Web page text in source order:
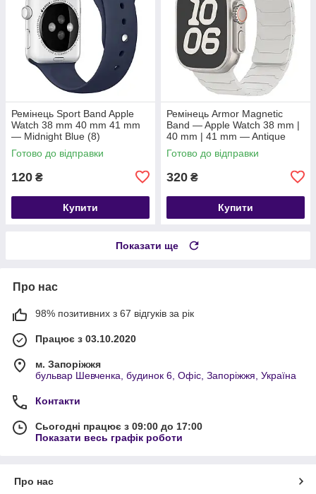
Ремінець Sport Band Apple
Watch 38 mm 40 mm 41 mm
— Midnight Blue (8)
Готово до відправки
120 ₴
Купити
Ремінець Armor Magnetic
Band — Apple Watch 38 mm |
40 mm | 41 mm — Antique
white
Готово до відправки
320 ₴
Купити
Показати ще
Про нас
98% позитивних з 67 відгуків за рік
Працює з 03.10.2020
м. Запоріжжя
бульвар Шевченка, будинок 6, Офіс, Запоріжжя, Україна
Контакти
Сьогодні працює з 09:00 до 17:00
Показати весь графік роботи
Про нас